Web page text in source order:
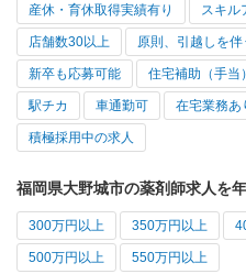
産休・育休取得実績有り スキル
店舗数30以上 原則、引越しを伴
新卒も応募可能 住宅補助（手当
駅チカ 車通勤可 在宅業務あ
積極採用中の求人
福岡県大野城市の薬剤師求人を
300万円以上 350万円以上
500万円以上 550万円以上